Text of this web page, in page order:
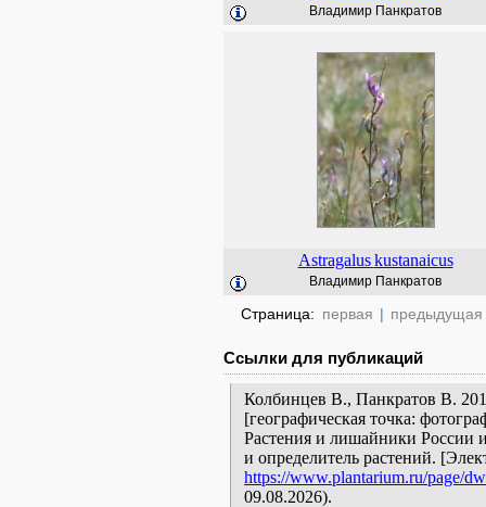
Владимир Панкратов
Astragalus kustanaicus
Владимир Панкратов
Страница: первая | предыдущая
Ссылки для публикаций
Колбинцев В., Панкратов В.
[географическая точка:
Растения и лишайники России
и определитель растений.
https://www.plantarium.ru/page/
09.08.2026).